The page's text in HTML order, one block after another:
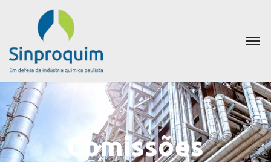
Comissões